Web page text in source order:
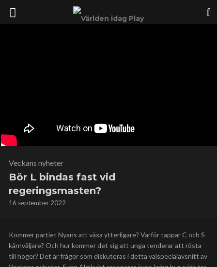
Veckans nyheter
Bör L bindas fast vid
regeringsmasten?
16 september 2022
Kommer partiet Nyans att växa ytterligare? Varför tappar C och S
kärnväljare? Och hur kommer det sig att unga tenderar att rösta
till höger? Det är frågor som diskuteras i detta valspecialavsnitt av